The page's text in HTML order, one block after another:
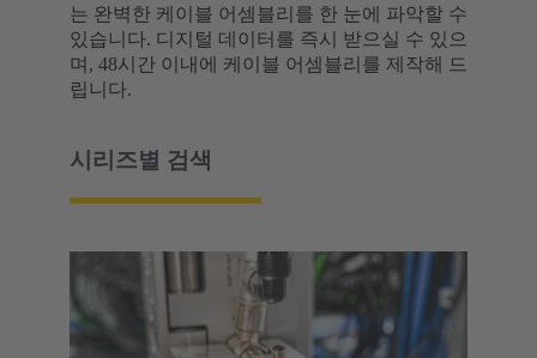
는 완벽한 케이블 어셈블리를 한 눈에 파악할 수
있습니다. 디지털 데이터를 즉시 받으실 수 있으
며, 48시간 이내에 케이블 어셈블리를 제작해 드
립니다.
시리즈별 검색